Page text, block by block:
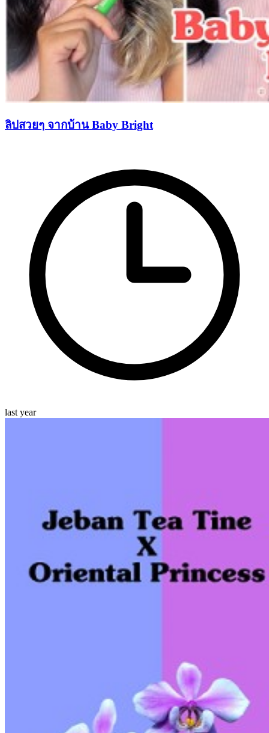
ลิปสวยๆ จากบ้าน Baby Bright
last year